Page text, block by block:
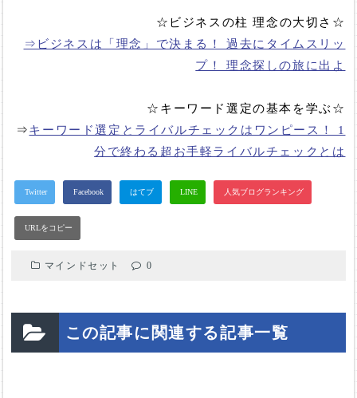
☆ビジネスの柱 理念の大切さ☆
⇒ビジネスは「理念」で決まる！ 過去にタイムスリッ
プ！ 理念探しの旅に出よ
☆キーワード選定の基本を学ぶ☆
⇒キーワード選定とライバルチェックはワンピース！ 1
分で終わる超お手軽ライバルチェックとは
マインドセット 0
この記事に関連する記事一覧